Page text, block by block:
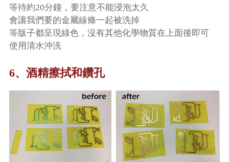
等待約20分鐘，要注意不能浸泡太久
會讓我們要的金屬線條一起被洗掉
等版子都呈現綠色，沒有其他化學物質在上面後即可
使用清水沖洗
6、酒精擦拭和鑽孔